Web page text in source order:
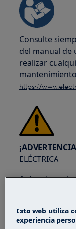
Consulte
del manual de
realizar
https://
ELÉCTRICA
Antes de
Esta web utiliza
experiencia